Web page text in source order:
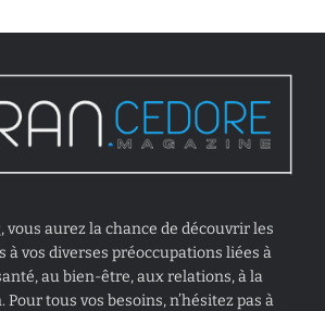
vous aurez la chance de découvrir les
à vos diverses préoccupations liées à
au bien-être, aux relations, à la
Pour tous vos besoins, n’hésitez pas à